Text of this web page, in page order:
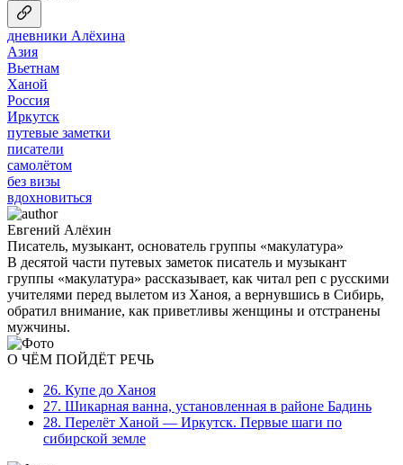
дневники Алёхина
Азия
Вьетнам
Ханой
Россия
Иркутск
путевые заметки
писатели
самолётом
без визы
вдохновиться
Евгений Алёхин
Писатель, музыкант, основатель группы «макулатура»
В десятой части путевых заметок писатель и музыкант
группы «макулатура» рассказывает, как читал реп с русскими
учителями перед вылетом из Ханоя, а вернувшись в Сибирь,
обратил внимание, как приветливы женщины и отстранены
мужчины.
О ЧЁМ ПОЙДЁТ РЕЧЬ
26. Купе до Ханоя
27. Шикарная ванна, установленная в районе Бадинь
28. Перелёт Ханой — Иркутск. Первые шаги по
сибирской земле